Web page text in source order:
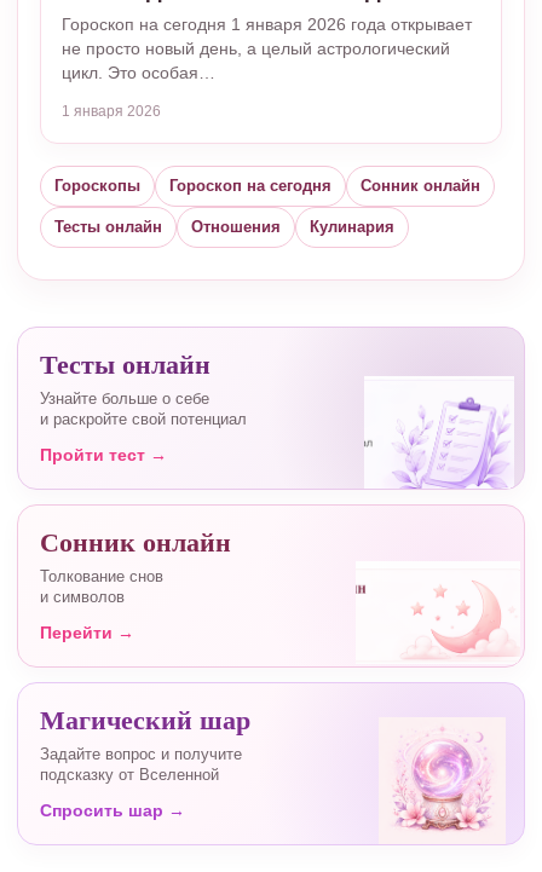
Гороскоп на сегодня 1 января 2026 года открывает
не просто новый день, а целый астрологический
цикл. Это особая…
1 января 2026
Гороскопы Гороскоп на сегодня Сонник онлайн
Тесты онлайн Отношения Кулинария
Тесты онлайн
Узнайте больше о себе
и раскройте свой потенциал
Пройти тест →
Сонник онлайн
Толкование снов
и символов
Перейти →
Магический шар
Задайте вопрос и получите
подсказку от Вселенной
Спросить шар →